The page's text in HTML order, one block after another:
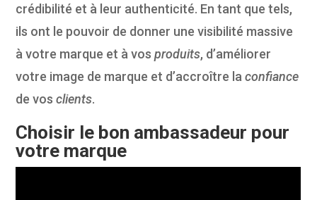
crédibilité et à leur authenticité. En tant que tels,
ils ont le pouvoir de donner une visibilité massive
à votre marque et à vosproduits, d’améliorer
votre image de marque et d’accroître laconfiance
de vosclients.
Choisir le bon ambassadeur pour
votre marque